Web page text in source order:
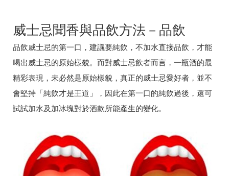
威士忌聞香與品飲方法－品飲
品飲威士忌的第一口，建議要純飲，不加水直接品飲，才能
喝出威士忌的原始樣貌。而對威士忌飲者而言，一瓶酒的最
精彩表現，未必然是原始樣貌，真正的威士忌愛好者，並不
會堅持「純飲才是王道」，因此在第一口的純飲過後，還可
試試加水及加冰塊對於酒款所能產生的變化。